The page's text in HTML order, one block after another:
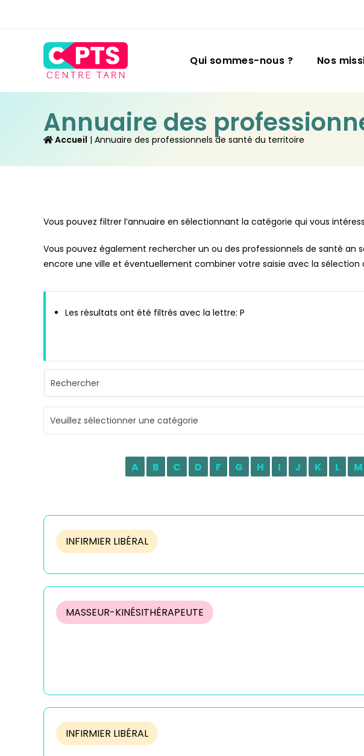
Qui sommes-nous ? Nos
Annuaire des
Accueil | Annuaire des professionnels de santé du territoire
Vous pouvez filtrer l’annuaire en sélectionnant la catégorie qui vous
Vous pouvez également rechercher un ou des professionnels de santé an
encore une ville et éventuellement combiner votre saisie avec la sélection
Les résultats ont été filtrés avec la lettre: P
Veuillez sélectionner une catégorie
A B C D F G H I J K L M
INFIRMIER LIBÉRAL
MASSEUR-KINÉSITHÉRAPEUTE
INFIRMIER LIBÉRAL